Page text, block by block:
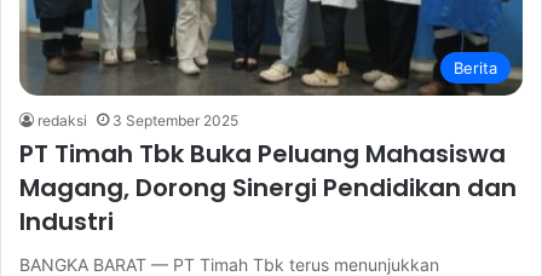
Berita
redaksi 3 September 2025
PT Timah Tbk Buka Peluang Mahasiswa
Magang, Dorong Sinergi Pendidikan dan
Industri
BANGKA BARAT — PT Timah Tbk terus menunjukkan